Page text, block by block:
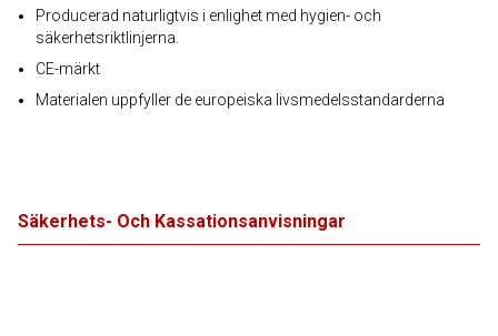
Producerad naturligtvis i enlighet med hygien- och
säkerhetsriktlinjerna.
CE-märkt
Materialen uppfyller de europeiska livsmedelsstandarderna
Säkerhets- Och Kassationsanvisningar